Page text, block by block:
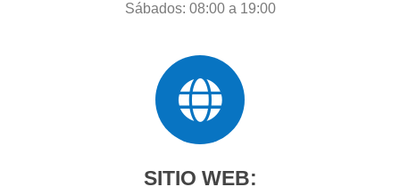
Sábados: 08:00 a 19:00
SITIO WEB: